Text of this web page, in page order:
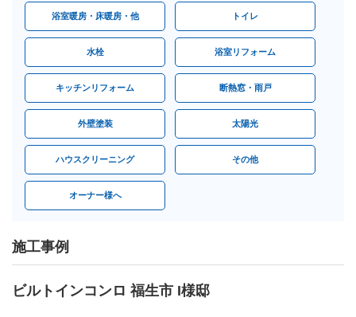
浴室暖房・床暖房・他 トイレ
水栓 浴室リフォーム
キッチンリフォーム 断熱窓・雨戸
外壁塗装 太陽光
ハウスクリーニング その他
オーナー様へ
施工事例
ビルトインコンロ 福生市 I様邸